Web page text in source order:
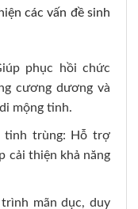
các vấn đề sinh
phục hồi chức
cương dương và
mộng tinh.
tinh trùng: Hỗ trợ
cải thiện khả năng
mãn dục, duy